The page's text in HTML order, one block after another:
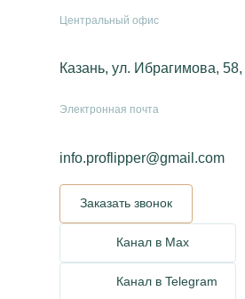
Центральный офис
Казань, ул. Ибрагимова,
Электронная почта
info.proflipper@gmail.com
Заказать звонок
Канал в Max
Канал в Telegram